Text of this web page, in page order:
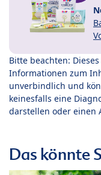
Bitte beachten:
Informationen zum
unverbindlich und
keinesfalls eine
darstellen oder einen
Das könnte